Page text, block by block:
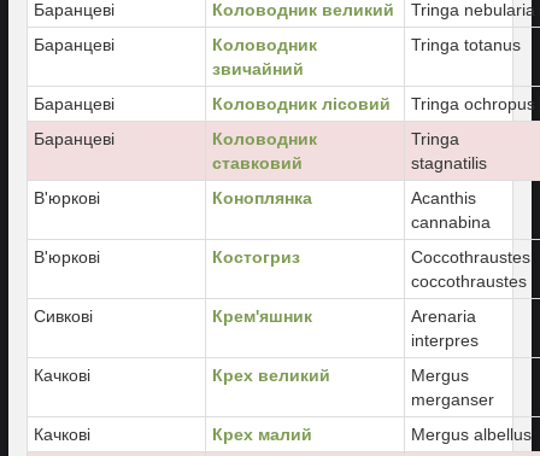
Баранцеві Коловодник великий
Tringa nebularia
Баранцеві
Коловодник
звичайний
Tringa totanus
Баранцеві Коловодник лісовий
Tringa ochropus
Баранцеві
Коловодник
ставковий
Tringa
stagnatilis
В'юркові
Коноплянка
Acanthis
cannabina
В'юркові
Костогриз
Coccothraustes
coccothraustes
Сивкові
Крем'яшник
Arenaria
interpres
Качкові
Крех великий
Mergus
merganser
Качкові
Крех малий
Mergus albellus